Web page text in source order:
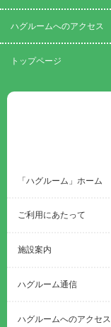
ハグルームへのアクセス
トップページ
「ハグルーム」ホーム
ご利用にあたって
施設案内
ハグルーム通信
ハグルームへのアクセス